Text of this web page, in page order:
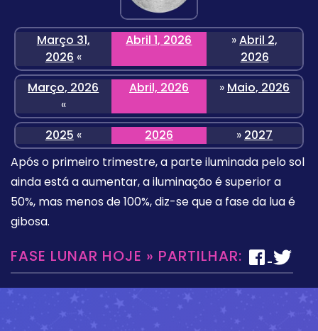
Março 31,
2026 «
Abril 1, 2026 »Abril 2,
2026
Março, 2026
«
Abril, 2026 » Maio, 2026
2025 « 2026 » 2027
Após o primeiro trimestre, a parte iluminada pelo sol
ainda está a aumentar, a iluminação é superior a
50%, mas menos de 100%, diz-se que a fase da lua é
gibosa.
FASE LUNAR HOJE » PARTILHAR: